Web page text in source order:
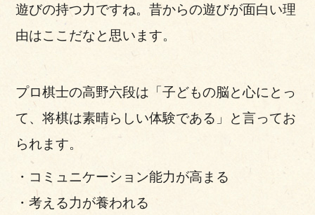
遊びの持つ力ですね。昔からの遊びが面白い理
由はここだなと思います。
プロ棋士の高野六段は「子どもの脳と心にとっ
て、将棋は素晴らしい体験である」と言ってお
られます。
・コミュニケーション能力が高まる
・考える力が養われる